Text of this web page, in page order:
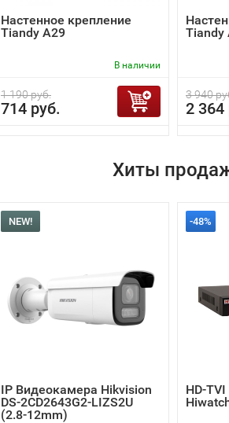
Настенное крепление
Tiandy A29
В наличии
1 190 руб.
714 руб.
Tiandy
3 940
2 364
Хиты
NEW!
IP Видеокамера Hikvision
DS-2CD2643G2-LIZS2U
(2.8-12mm)
-48%
HD-